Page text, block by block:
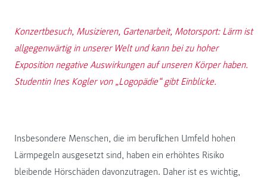
Konzertbesuch, Musizieren, Gartenarbeit, Motorsport: Lärm ist
allgegenwärtig in unserer Welt und kann bei zu hoher
Exposition negative Auswirkungen auf unseren Körper haben.
Studentin Ines Kogler von „Logopädie“ gibt Einblicke.
Insbesondere Menschen, die im beruflichen Umfeld hohen
Lärmpegeln ausgesetzt sind, haben ein erhöhtes Risiko
bleibende Hörschäden davonzutragen. Daher ist es wichtig,